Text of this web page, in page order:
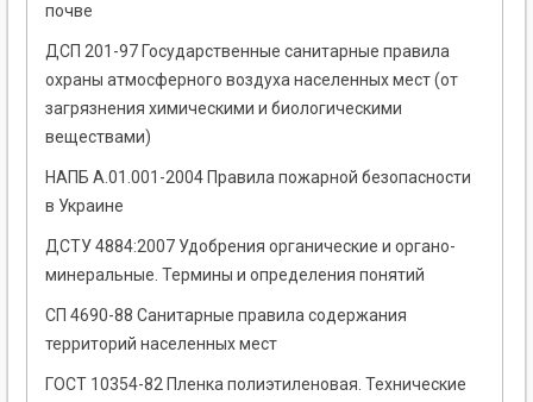
почве
ДСП 201-97 Государственные санитарные правила
охраны атмосферного воздуха населенных мест (от
загрязнения химическими и биологическими
веществами)
НАПБ А.01.001-2004 Правила пожарной безопасности
в Украине
ДСТУ 4884:2007 Удобрения органические и органо-
минеральные. Термины и определения понятий
СП 4690-88 Санитарные правила содержания
территорий населенных мест
ГОСТ 10354-82 Пленка полиэтиленовая. Технические